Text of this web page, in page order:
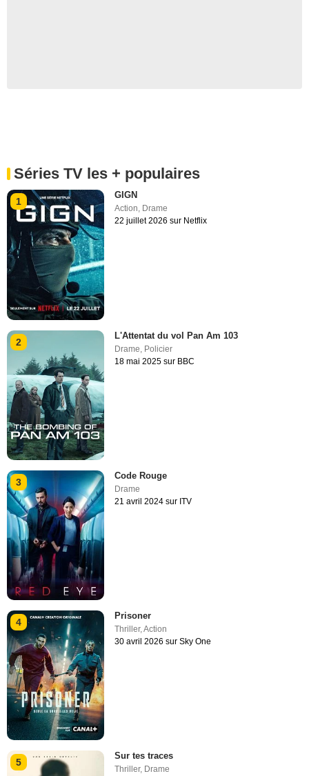
Séries TV les + populaires
1
GIGN
Action, Drame
22 juillet 2026 sur Netflix
2
L'Attentat du vol Pan Am 103
Drame Policier
18 mai 2025 sur BBC
3
Code Rouge
Drame
21 avril 2024 sur ITV
4
Prisoner
Thriller,Action
30 avril 2026 sur Sky One
5
Sur tes traces
Thriller, Drame